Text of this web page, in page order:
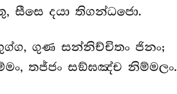
සීසෙ දයා තිගන්ධජො.
ගුණ සන්නිච්චිතං ජිනං;
තජ්ජං සඞ්ඝඤ්ච නිම්මලං.